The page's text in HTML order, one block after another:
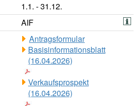
1.1. - 31.12.
AIF
Antragsformular
Basisinformationsblatt
(16.04.2026)
Verkaufsprospekt
(16.04.2026)